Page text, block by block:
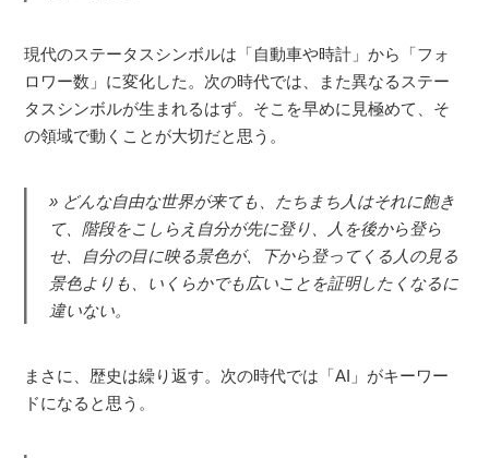
現代のステータスシンボルは「自動車や時計」から「フォ
ロワー数」に変化した。次の時代では、また異なるステー
タスシンボルが生まれるはず。そこを早めに見極めて、そ
の領域で動くことが大切だと思う。
どんな自由な世界が来ても、たちまち人はそれに飽き
て、階段をこしらえ自分が先に登り、人を後から登ら
せ、自分の目に映る景色が、下から登ってくる人の見る
景色よりも、いくらかでも広いことを証明したくなるに
違いない。
まさに、歴史は繰り返す。次の時代では「AI」がキーワー
ドになると思う。